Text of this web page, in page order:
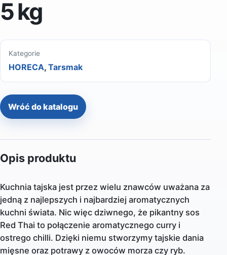
5 kg
Kategorie
HORECA, Tarsmak
Wróć do katalogu
Opis produktu
Kuchnia tajska jest przez wielu znawców uważana za
jedną z najlepszych i najbardziej aromatycznych
kuchni świata. Nic więc dziwnego, że pikantny sos
Red Thai to połączenie aromatycznego curry i
ostrego chilli. Dzięki niemu stworzymy tajskie dania
mięsne oraz potrawy z owoców morza czy ryb.